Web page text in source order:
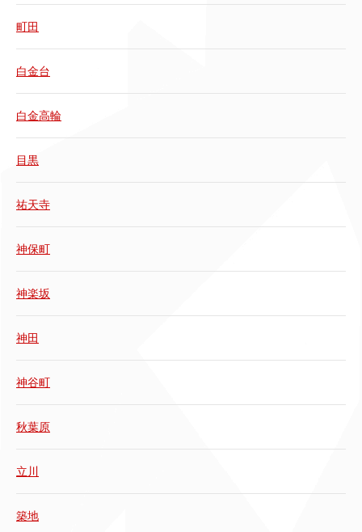
町田
白金台
白金高輪
目黒
祐天寺
神保町
神楽坂
神田
神谷町
秋葉原
立川
築地